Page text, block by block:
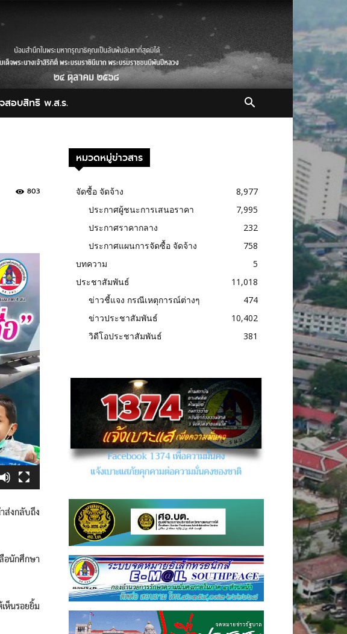
สอบสิทธิ พ.ส.ร.
803
งกลับถึง
นักศึกษา
ห็นรอยยิ้ม
หมวดหมู่ข่าวสาร
จัดซื้อ จัดจ้าง
8,977
ประกาศผู้ชนะการเสนอราคา
7,995
ประกาศราคากลาง
232
ประกาศแผนการจัดซื้อ จัดจ้าง
758
บทความ
5
ประชาสัมพันธ์
11,018
ข่าวชี้แจง กรณีเหตุการณ์ต่างๆ
474
ข่าวประชาสัมพันธ์
10,402
วิดีโอประชาสัมพันธ์
381